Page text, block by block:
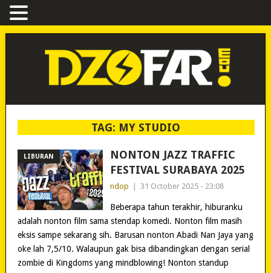
TAG: MY STUDIO
LIBURAN
NONTON JAZZ TRAFFIC
FESTIVAL SURABAYA 2025
ndop 31 October 2025 - 23:08
Beberapa tahun terakhir, hiburanku
adalah nonton film sama stendap komedi. Nonton film masih
eksis sampe sekarang sih. Barusan nonton Abadi Nan Jaya yang
oke lah 7,5/10. Walaupun gak bisa dibandingkan dengan serial
zombie di Kingdoms yang mindblowing! Nonton standup